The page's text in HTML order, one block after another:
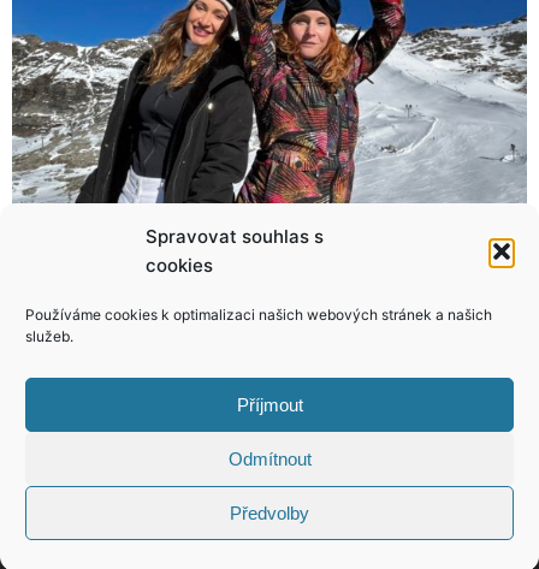
Spravovat souhlas s
cookies
Používáme cookies k optimalizaci našich webových stránek a našich
služeb.
Příjmout
Odmítnout
Předvolby
KONTAKT
Copyright © 2026 VIP Bulvár, All Rights
Reserved